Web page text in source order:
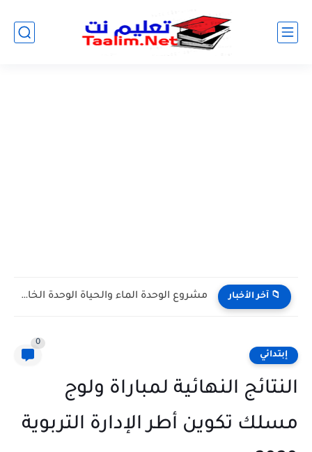
📁 آخر الأخبار مشروع الوحدة الماء والحياة الوحدة الخامسة المستوى الثالث projet de...
إبتدائي
0
النتائج النهائية لمباراة ولوج
مسلك تكوين أطر الإدارة التربوية